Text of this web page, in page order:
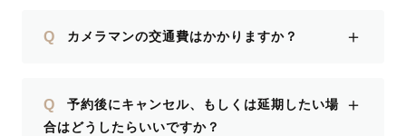
Q カメラマンの交通費はかかりますか？ ＋
Q
予約後にキャンセル、もしくは延期したい場
合はどうしたらいいですか？
＋